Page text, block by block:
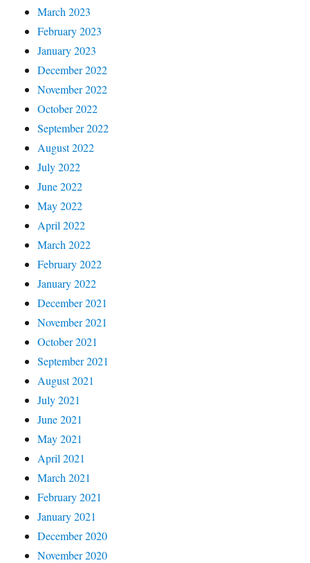
March 2023
February 2023
January 2023
December 2022
November 2022
October 2022
September 2022
August 2022
July 2022
June 2022
May 2022
April 2022
March 2022
February 2022
January 2022
December 2021
November 2021
October 2021
September 2021
August 2021
July 2021
June 2021
May 2021
April 2021
March 2021
February 2021
January 2021
December 2020
November 2020